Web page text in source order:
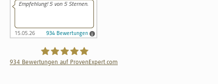
934 Bewertungen auf ProvenExpert.com